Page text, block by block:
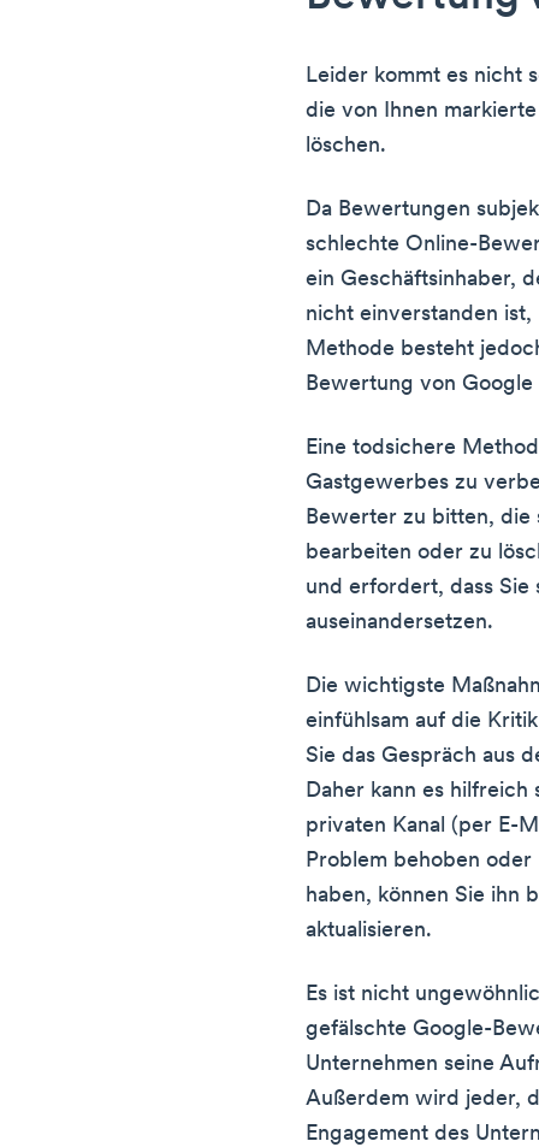
Leider kommt es nicht
die von Ihnen
löschen.
Da Bewertungen
schlechte Online-
ein Geschäftsinhaber,
nicht einverstanden
Methode besteht
Bewertung von
Eine todsichere
Gastgewerbes zu
Bewerter zu bitten, die
bearbeiten oder zu
und erfordert, dass
auseinandersetzen.
Die wichtigste
einfühlsam auf die
Sie das Gespräch aus
Daher kann es hilfreich
privaten Kanal (per E-
Problem behoben
haben, können Sie ihn
aktualisieren.
Es ist nicht
gefälschte Google-
Unternehmen seine
Außerdem wird jeder,
Engagement des